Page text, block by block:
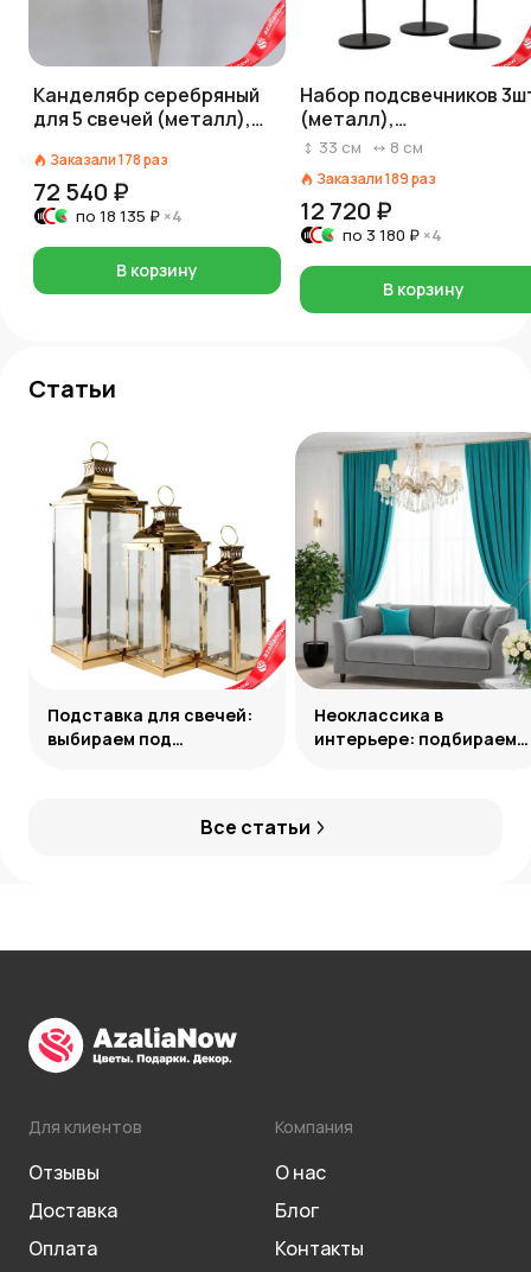
Канделябр серебряный
для 5 свечей (металл),
Заказали178раз
72 540 ₽
по 18 135 ₽ ×4
В корзину
Набор подсвечников
(металл),
H23/28/33xD8см,
33 см 8 см
Заказали189раз
12 720 ₽
по 3 180 ₽ ×4
В корзину
Статьи
Все статьи
Подставка для свечей:
выбираем под
Неоклассика в
интерьере: подбираем
Для клиентов
Отзывы
Доставка
Оплата
Компания
О нас
Блог
Контакты